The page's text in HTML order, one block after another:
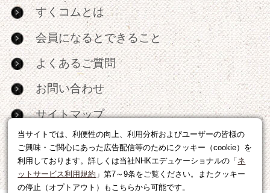
当サイトでは、利便性の向上、利用分析およびユーザーの皆様の
ご興味・ご関心にあった広告配信等のためにクッキー（cookie）を
利用しております。詳しくは当社NHKエデュケーショナルの「 ネ
ットサービス利用規約 」第7～9条をご覧ください。またクッキー
の停止（オプトアウト）もこちらから可能です。
すくコムとは
会員になるとできること
よくあるご質問
お問い合わせ
サイトマップ
RSS
広告出稿・パートナーシップについて